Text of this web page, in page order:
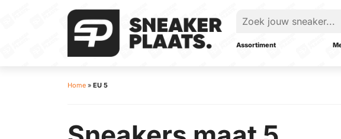
Assortiment
Home » EU 5